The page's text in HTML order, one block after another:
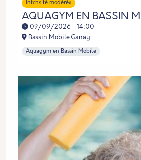
Intensité modérée
AQUAGYM EN BASSIN
09/09/2026 - 14:00
Bassin Mobile Ganay
Aquagym en Bassin Mobile